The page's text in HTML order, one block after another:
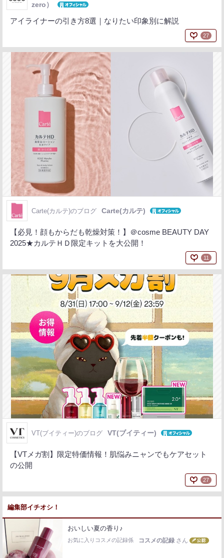
zero）
アイライナーの引き方8選｜なりたい印象別に解説
27
Carte(カルテ)のブログ Carte(カルテ)
【必見！顔もからだも乾燥対策！】＠cosme BEAUTY DAY
2025★カルテＨＤ限定キットを大公開！
11
VT(ブイティー)のブログ VT(ブイティー)
【VTメガ割】限定特価情報！肌悩みニャンでもケアセット
の公開
27
編集部イチオシ！
おいしい夏の香り♪
お気に入りコスメの記録係 コスメの記録 さん